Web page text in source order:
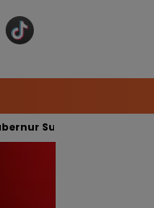
Kita Kerahkan Tim